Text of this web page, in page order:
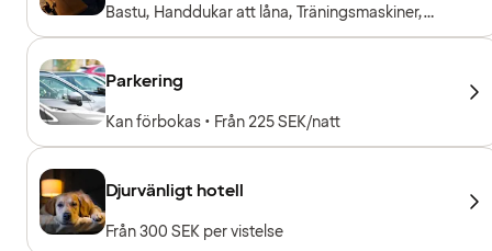
Bastu, Handdukar att låna, Träningsmaskiner,
Fria vikter
Parkering
Kan förbokas • Från 225 SEK/natt
Djurvänligt hotell
Från 300 SEK per vistelse